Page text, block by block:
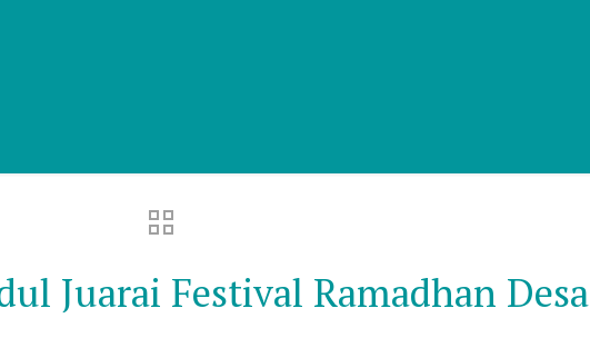
Juarai Festival Ramadhan Desa